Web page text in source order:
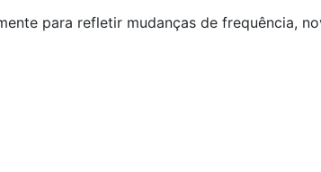
para refletir mudanças de frequência,